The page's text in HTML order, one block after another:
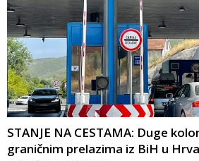
STANJE NA CESTAMA: Duge
graničnim prelazima iz BiH u